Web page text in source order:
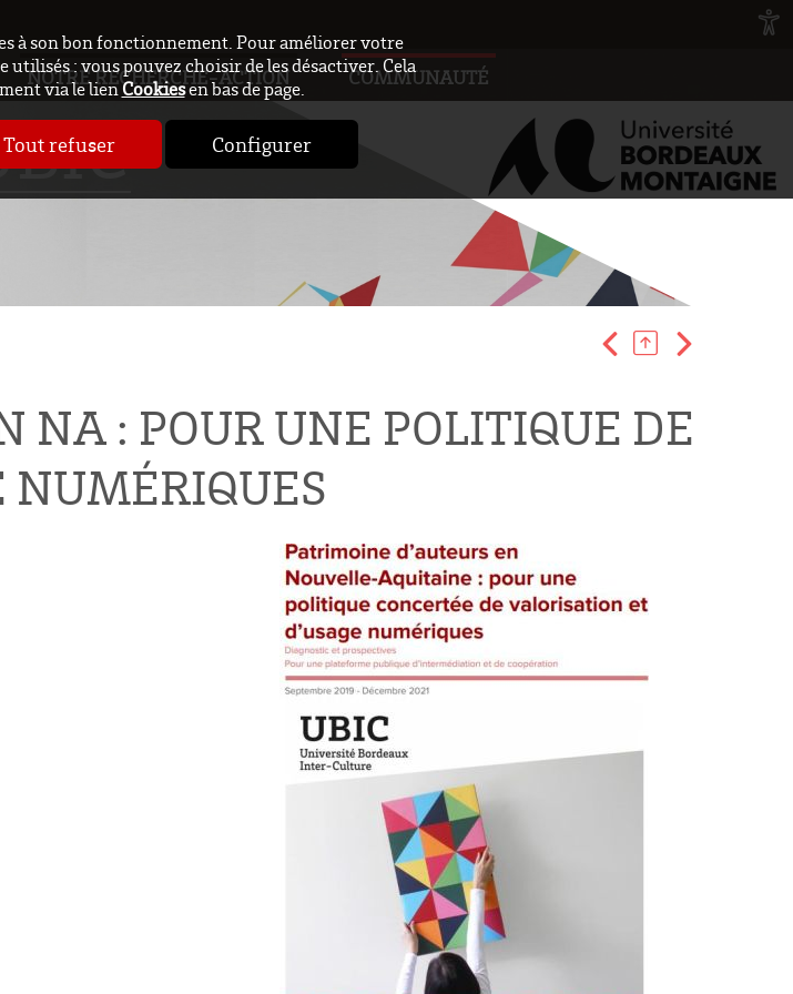
à son bon fonctionnement. Pour améliorer votre
utilisés : vous pouvez choisir de les désactiver. Cela
via le lienCookiesen bas de page.
Tout refuser Configurer
NOTRE RECHERCHE-ACTION COMMUNAUTÉ
NA : POUR UNE POLITIQUE DE
NUMÉRIQUES